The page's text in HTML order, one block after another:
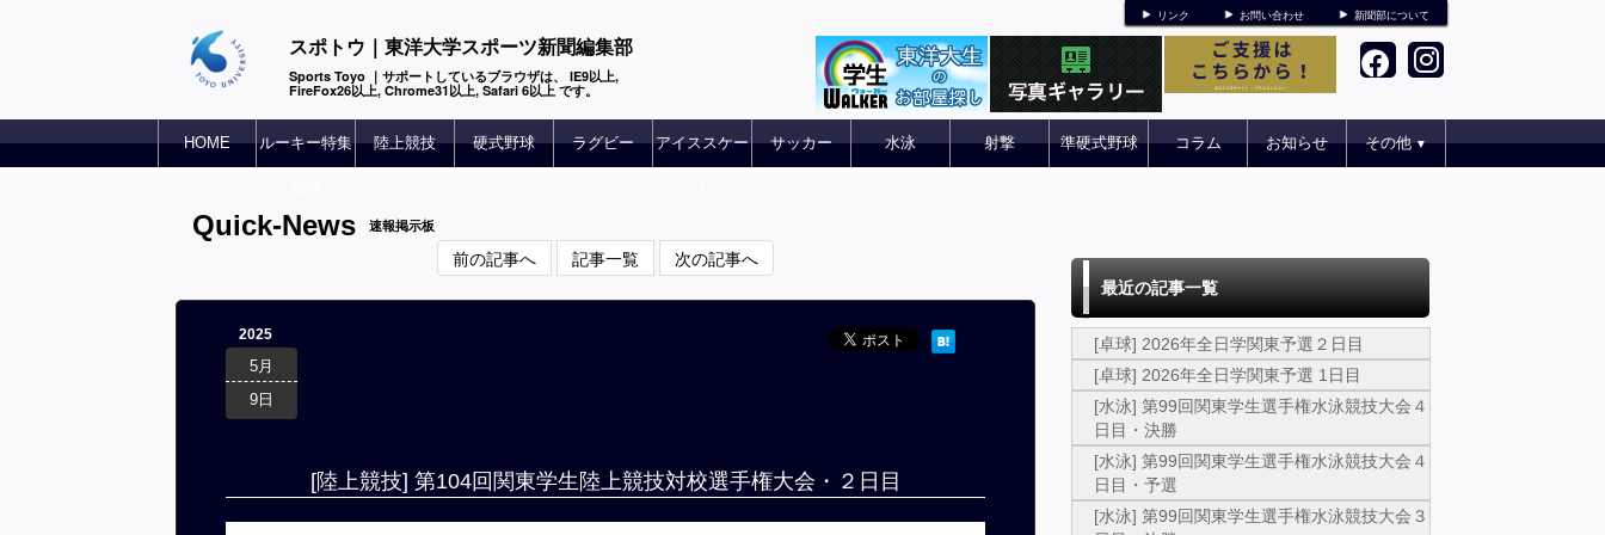
リンク お問い合わせ 新聞部について
スポトウ｜東洋大学スポーツ新聞編集部
Sports Toyo ｜サポートしているブラウザは、 IE9以上,
FireFox26以上, Chrome31以上, Safari 6以上 です。
HOME ルーキー特集 陸上競技 硬式野球 ラグビー アイススケー サッカー 水泳 射撃 準硬式野球 コラム お知らせ その他▼
Quick-News 速報掲示板
前の記事へ 記事一覧 次の記事へ
2025
5月
9日
[陸上競技] 第104回関東学生陸上競技対校選手権大会・２日目
最近の記事一覧
[卓球] 2026年全日学関東予選２日目
[卓球] 2026年全日学関東予選 1日目
[水泳] 第99回関東学生選手権水泳競技大会４
日目・決勝
[水泳] 第99回関東学生選手権水泳競技大会４
日目・予選
[水泳] 第99回関東学生選手権水泳競技大会３